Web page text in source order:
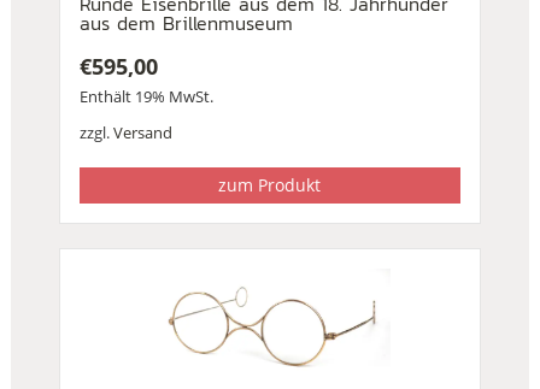
aus dem Brillenmuseum
€595,00
Enthält 19% MwSt.
zzgl.Versand
zum Produkt